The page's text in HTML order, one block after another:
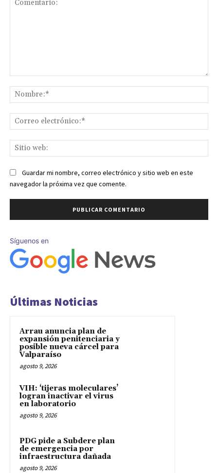
Guardar mi nombre, correo electrónico y sitio web en este
navegador la próxima vez que comente.
Síguenos en
Últimas Noticias
Arrau anuncia plan de
expansión penitenciaria y
posible nueva cárcel para
Valparaíso
agosto 9, 2026
VIH: ‘tijeras moleculares’
logran inactivar el virus
en laboratorio
agosto 9, 2026
PDG pide a Subdere plan
de emergencia por
infraestructura dañada
agosto 9, 2026